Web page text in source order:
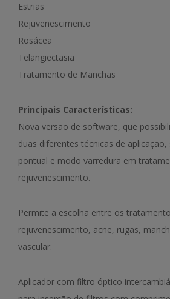
Estrias
Rejuvenescimento
Rosácea
Telangiectasia
Tratamento de Manchas
Principais Características:
Nova versão de software, que
duas diferentes técnicas de
pontual e modo varredura em
rejuvenescimento.
Permite a escolha entre os
rejuvenescimento, acne, rugas,
vascular.
Aplicador com filtro óptico